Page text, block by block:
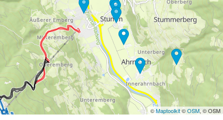
©Maptoolkit©OSM, © OSM